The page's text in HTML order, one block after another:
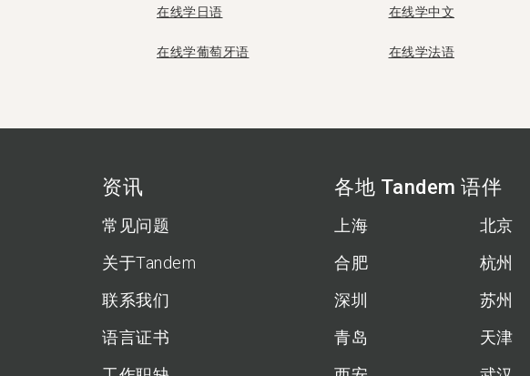
在线学日语 在线学中文
在线学葡萄牙语 在线学法语
资讯
常见问题
关于Tandem
联系我们
语言证书
各地 Tandem 语伴
上海
北京
合肥
杭州
深圳
苏州
青岛
天津